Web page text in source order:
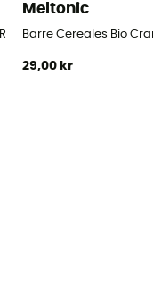
- Energibar
Meltonic
Barre Cereales Bio
29,00 kr